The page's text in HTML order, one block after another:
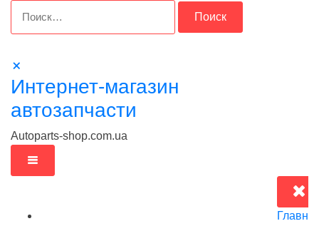
Интернет-магазин
автозапчасти
Autoparts-shop.com.ua